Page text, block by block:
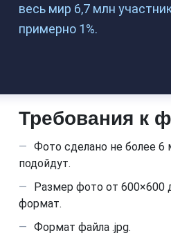
весь мир 6,7 млн
примерно 1%.
Требования к
Фото сделано не более
подойдут.
Размер фото от 600×600
формат.
Формат файла .jpg.